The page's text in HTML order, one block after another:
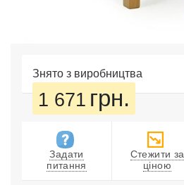
Знято з виробництва
1 671 грн.
Задати
питання
Стежити за
ціною